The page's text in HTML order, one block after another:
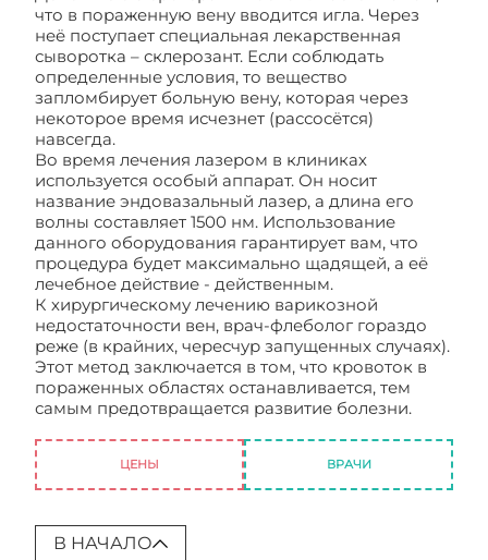
что в пораженную вену вводится игла. Через
неё поступает специальная лекарственная
сыворотка – склерозант. Если соблюдать
определенные условия, то вещество
запломбирует больную вену, которая через
некоторое время исчезнет (рассосётся)
навсегда.
Во время лечения лазером в клиниках
используется особый аппарат. Он носит
название эндовазальный лазер, а длина его
волны составляет 1500 нм. Использование
данного оборудования гарантирует вам, что
процедура будет максимально щадящей, а её
лечебное действие - действенным.
К хирургическому лечению варикозной
недостаточности вен, врач-флеболог гораздо
реже (в крайних, чересчур запущенных случаях).
Этот метод заключается в том, что кровоток в
пораженных областях останавливается, тем
самым предотвращается развитие болезни.
ЦЕНЫ ВРАЧИ
В НАЧАЛО